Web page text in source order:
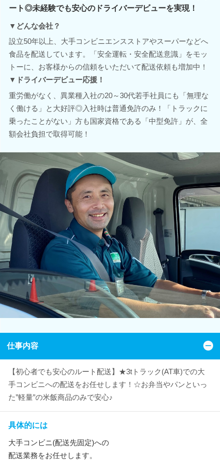
ート◎未経験でも安心のドライバーデビューを実現！
▼どんな会社？
設立50年以上、大手コンビニエンスストアやスーパーなどへ
食品を配送しています。「安全運転・安全配送意識」をモッ
トーに、お客様からの信頼をいただいて配送依頼も増加中！
▼ドライバーデビュー応援！
重労働がなく、異業種入社の20～30代若手社員にも「無理な
く働ける」と大好評◎入社時は普通免許のみ！「トラックに
乗ったことがない」方も国家資格である「中型免許」が、全
額会社負担で取得可能！
仕事内容
【初心者でも安心のルート配送】★3tトラック(AT車)での大
手コンビニへの配送をお任せします！☆お弁当やパンといっ
た”軽量”の米飯商品のみで安心♪
具体的には
大手コンビニ(配送先固定)への
配送業務をお任せします。